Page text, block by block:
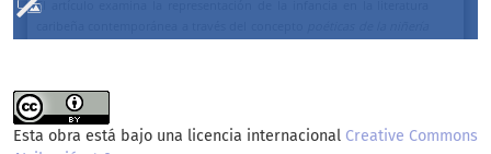
Esta obra está bajo una licencia internacional Creative Commons